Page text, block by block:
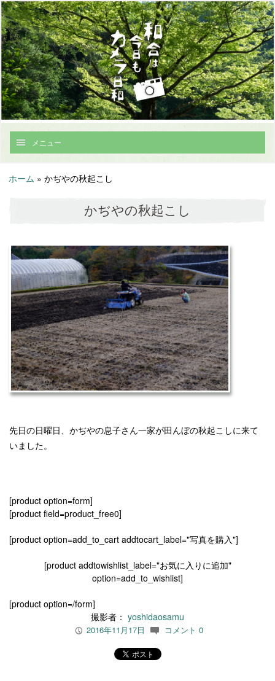
メニュー
ホーム » かぢやの秋起こし
かぢやの秋起こし
先日の日曜日、かぢやの息子さん一家が田んぼの秋起こしに来て
いました。
[product option=form]
[product field=product_free0]
[product option=add_to_cart addtocart_label="写真を購入"]
[product addtowishlist_label="お気に入りに追加"
option=add_to_wishlist]
[product option=/form]
撮影者： yoshidaosamu
P 2016年11月17日 c コメント 0